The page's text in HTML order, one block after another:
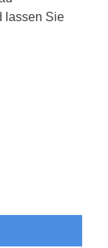
lassen Sie